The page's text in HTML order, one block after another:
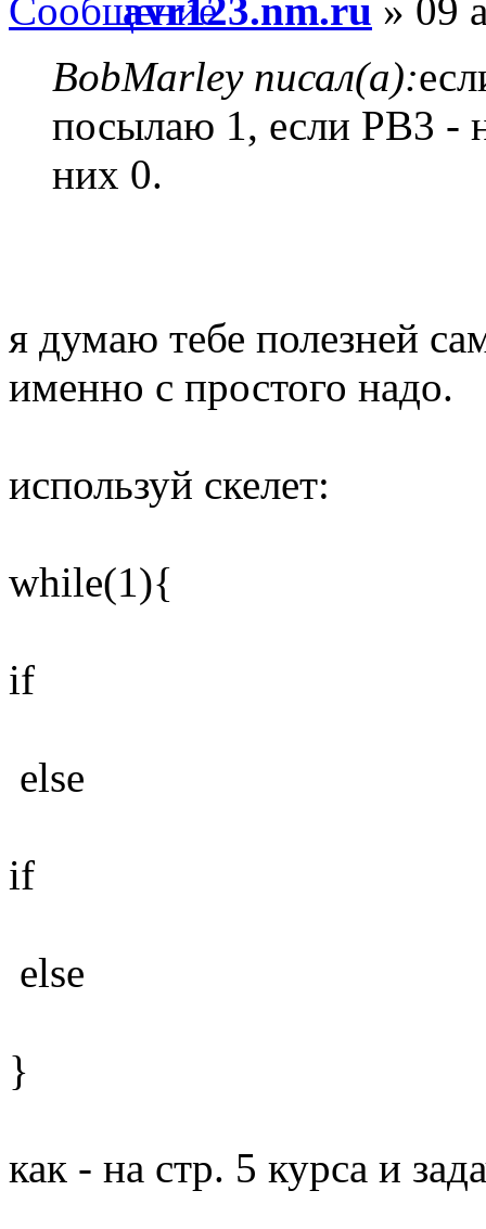
avr123.nm.ru » 09
BobMarley писал(а):
посылаю 1, если PB3 -
них 0.
я думаю тебе полезней
именно с простого надо.
используй скелет:
while(1){
if
else
if
else
}
как - на стр. 5 курса и